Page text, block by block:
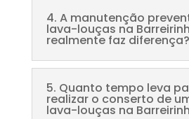
4. A manutenção
lava-louças na
realmente faz diferença?
5. Quanto tempo leva
realizar o conserto de
lava-louças na